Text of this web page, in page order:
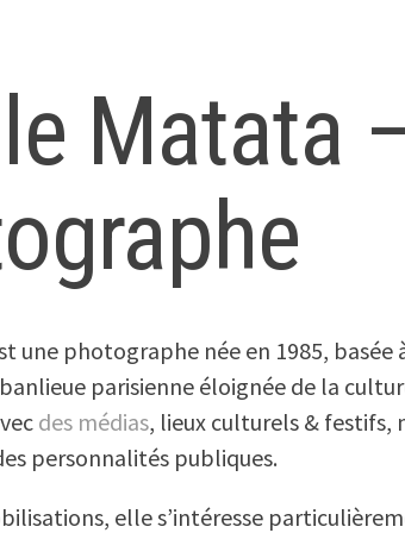
Matata
une photographe née en 1985, basée
parisienne éloignée de la
des médias, lieux culturels & festifs,
personnalités publiques.
elle s’intéresse